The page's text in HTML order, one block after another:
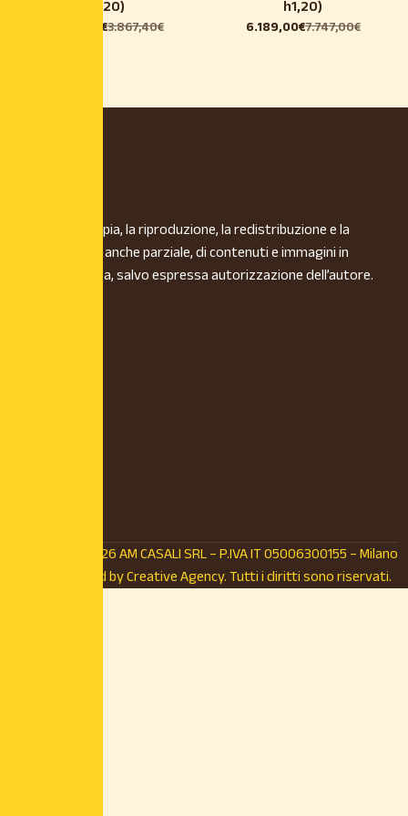
h1,20)
3.867,40€
€
h1,20)
7.747,00€
6.189,00€
È vietata la copia, la riproduzione, la redistribuzione e la
pubblicazione, anche parziale, di contenuti e immagini in
qualsiasi forma, salvo espressa autorizzazione dell’autore.
© Copyright 2026 AM CASALI SRL – P.IVA IT 05006300155 – Milano
(MI) – Powered byCreative Agency.Tutti i diritti sono riservati.